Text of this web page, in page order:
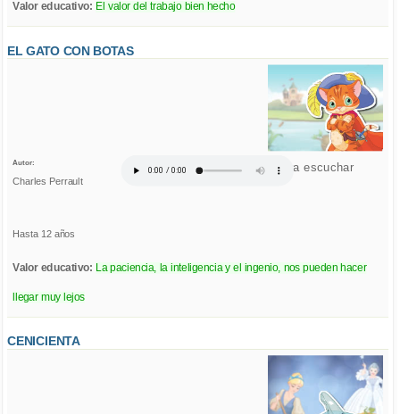
Valor educativo: El valor del trabajo bien hecho
EL GATO CON BOTAS
Click para escuchar
Autor:
Charles Perrault
Hasta 12 años
Valor educativo: La paciencia, la inteligencia y el ingenio, nos pueden hacer
llegar muy lejos
CENICIENTA